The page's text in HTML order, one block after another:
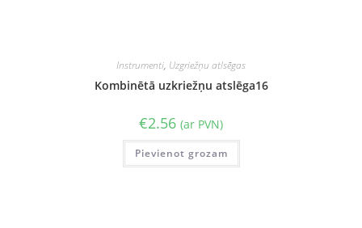
Instrumenti, Uzgriežņu atlsēgas
Kombinētā uzkriežņu atslēga16
€2.56 (ar PVN)
Pievienot grozam